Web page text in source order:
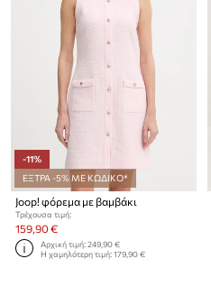
-11%
ΕΞΤΡΑ -5% ΜΕ ΚΩΔΙΚΟ*
Joop! φόρεμα με βαμβάκι
Τρέχουσα τιμή:
159,90 €
Αρχική τιμή:249,90 €
Η χαμηλότερη τιμή:179,90 €